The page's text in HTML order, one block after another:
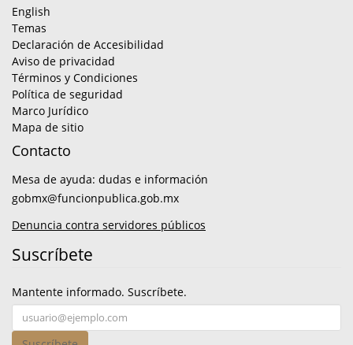
English
Temas
Declaración de Accesibilidad
Aviso de privacidad
Términos y Condiciones
Política de seguridad
Marco Jurídico
Mapa de sitio
Contacto
Mesa de ayuda: dudas e información
gobmx@funcionpublica.gob.mx
Denuncia contra servidores públicos
Suscríbete
Mantente informado. Suscríbete.